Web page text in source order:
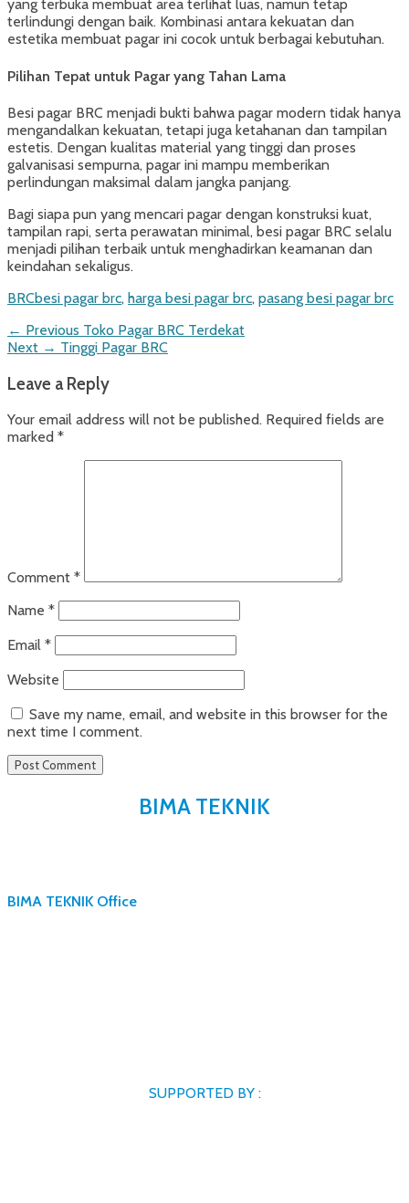
yang terbuka membuat area terlihat luas, namun tetap
terlindungi dengan baik. Kombinasi antara kekuatan dan
estetika membuat pagar ini cocok untuk berbagai kebutuhan.
Pilihan Tepat untuk Pagar yang Tahan Lama
Besi pagar BRC menjadi bukti bahwa pagar modern tidak hanya
mengandalkan kekuatan, tetapi juga ketahanan dan tampilan
estetis. Dengan kualitas material yang tinggi dan proses
galvanisasi sempurna, pagar ini mampu memberikan
perlindungan maksimal dalam jangka panjang.
Bagi siapa pun yang mencari pagar dengan konstruksi kuat,
tampilan rapi, serta perawatan minimal, besi pagar BRC selalu
menjadi pilihan terbaik untuk menghadirkan keamanan dan
keindahan sekaligus.
Categories
BRCTags
besi pagar brc, harga besi pagar brc, pasang besi pagar brc
Post
navigation
← Previous Previous
post:
Toko Pagar BRC Terdekat
Next → Next
Tinggi Pagar BRC
Leave a Reply
Your email address will not be published. Required fields are
marked *
Comment *
Name *
Email *
Website
Save my name, email, and website in this browser for the
next time I comment.
BIMA TEKNIK
BIMA TEKNIK Office
SUPPORTED BY :